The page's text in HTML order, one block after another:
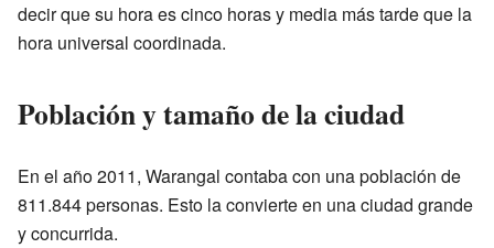
decir que su hora es cinco horas y media más tarde que la
hora universal coordinada.
Población y tamaño de la ciudad
En el año 2011, Warangal contaba con una población de
811.844 personas. Esto la convierte en una ciudad grande
y concurrida.